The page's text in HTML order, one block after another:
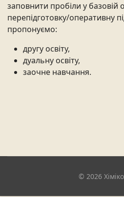
заповнити пробіли у базовій
перепідготовку/оперативну
пропонуємо:
другу освіту,
дуальну освіту,
заочне навчання.
© 2026